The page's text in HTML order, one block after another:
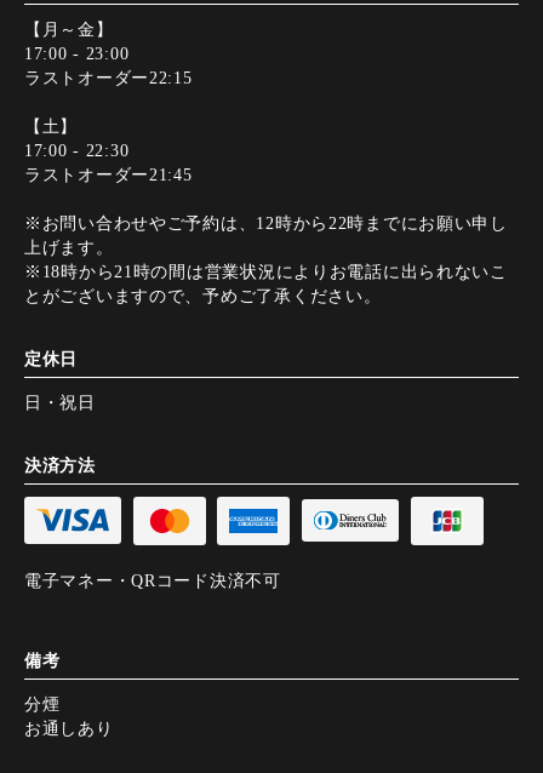
【月～金】
17:00 - 23:00
ラストオーダー22:15
【土】
17:00 - 22:30
ラストオーダー21:45
※お問い合わせやご予約は、12時から22時までにお願い申し
上げます。
※18時から21時の間は営業状況によりお電話に出られないこ
とがございますので、予めご了承ください。
定休日
日・祝日
決済方法
電子マネー・QRコード決済不可
備考
分煙
お通しあり